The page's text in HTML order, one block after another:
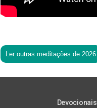
Ler outras meditações de 2026
Devocionais